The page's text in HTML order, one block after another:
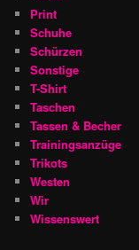
Print
Schuhe
Schürzen
Sonstige
T-Shirt
Taschen
Tassen & Becher
Trainingsanzüge
Trikots
Westen
Wir
Wissenswert